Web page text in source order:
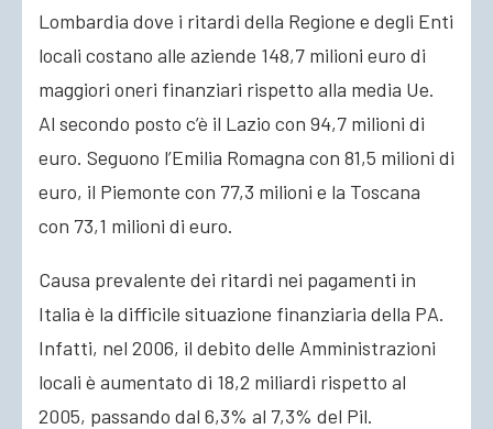
Lombardia dove i ritardi della Regione e degli Enti
locali costano alle aziende 148,7 milioni euro di
maggiori oneri finanziari rispetto alla media Ue.
Al secondo posto c’è il Lazio con 94,7 milioni di
euro. Seguono l’Emilia Romagna con 81,5 milioni di
euro, il Piemonte con 77,3 milioni e la Toscana
con 73,1 milioni di euro.
Causa prevalente dei ritardi nei pagamenti in
Italia è la difficile situazione finanziaria della PA.
Infatti, nel 2006, il debito delle Amministrazioni
locali è aumentato di 18,2 miliardi rispetto al
2005, passando dal 6,3% al 7,3% del Pil.